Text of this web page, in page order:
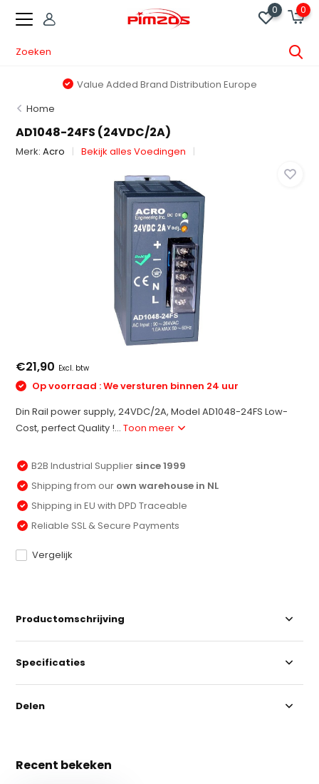
0 0
Value Added Brand Distribution Europe
Home
AD1048-24FS (24VDC/2A)
Merk:Acro Bekijk alles Voedingen
€21,90 Excl. btw
Op voorraad : We versturen binnen 24 uur
Din Rail power supply, 24VDC/2A, Model AD1048-24FS Low-
Cost, perfect Quality !...Toon meer
B2B Industrial Supplier since 1999
Shipping from our own warehouse in NL
Shipping in EU with DPD Traceable
Reliable SSL & Secure Payments
Vergelijk
Productomschrijving
Specificaties
Delen
Recent bekeken